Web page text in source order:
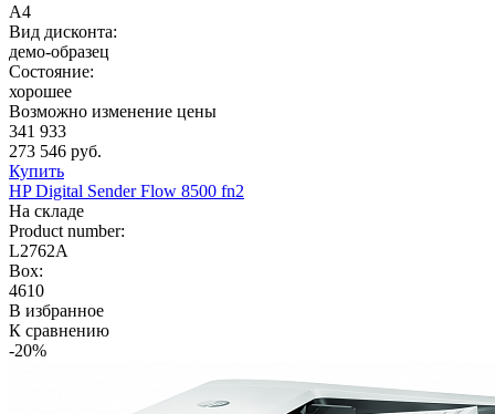
A4
Вид дисконта:
демо-образец
Состояние:
хорошее
Возможно изменение цены
341 933
273 546 руб.
Купить
HP Digital Sender Flow 8500 fn2
На складе
Product number:
L2762A
Box:
4610
В избранное
К сравнению
-20%